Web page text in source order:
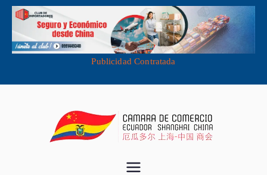
Publicidad Contratada
Importa desde China - Compra en